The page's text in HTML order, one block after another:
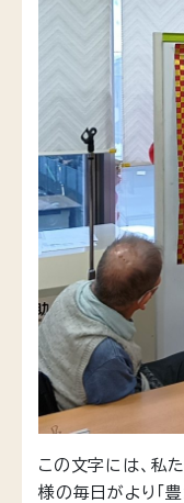
この文字には、私
様の毎日がより「豊